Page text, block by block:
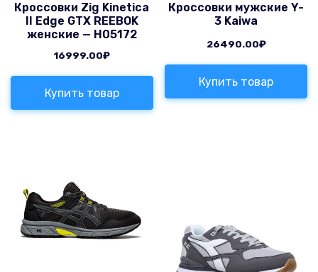
Кроссовки Zig Kinetica
II Edge GTX REEBOK
женские — H05172
16999.00₽
Купить товар
Кроссовки мужские Y-
3 Kaiwa
26490.00₽
Купить товар